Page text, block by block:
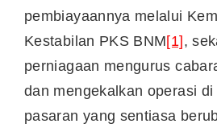
pembiayaannya melalui
Kestabilan PKS BNM[1] ,
perniagaan mengurus
dan mengekalkan operasi
pasaran yang sentiasa